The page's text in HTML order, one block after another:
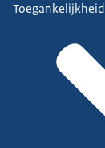
Toegankelijkheid